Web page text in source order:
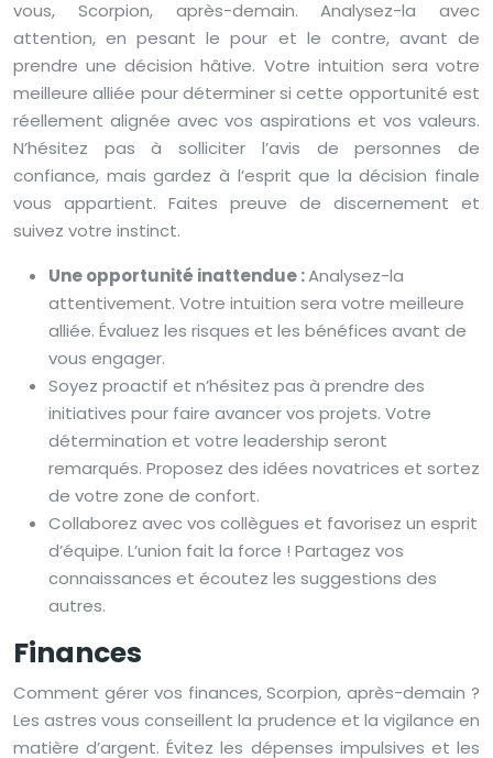
vous, Scorpion, après-demain. Analysez-la avec
attention, en pesant le pour et le contre, avant de
prendre une décision hâtive. Votre intuition sera votre
meilleure alliée pour déterminer si cette opportunité est
réellement alignée avec vos aspirations et vos valeurs.
N’hésitez pas à solliciter l’avis de personnes de
confiance, mais gardez à l’esprit que la décision finale
vous appartient. Faites preuve de discernement et
suivez votre instinct.
Une opportunité inattendue :Analysez-la
attentivement. Votre intuition sera votre meilleure
alliée. Évaluez les risques et les bénéfices avant de
vous engager.
Soyez proactif et n’hésitez pas à prendre des
initiatives pour faire avancer vos projets. Votre
détermination et votre leadership seront
remarqués. Proposez des idées novatrices et sortez
de votre zone de confort.
Collaborez avec vos collègues et favorisez un esprit
d’équipe. L’union fait la force ! Partagez vos
connaissances et écoutez les suggestions des
autres.
Finances
Comment gérer vos finances, Scorpion, après-demain ?
Les astres vous conseillent la prudence et la vigilance en
matière d’argent. Évitez les dépenses impulsives et les